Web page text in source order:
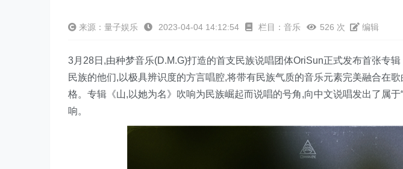
来源：量子娱乐 2023-04-04 14:12:54 栏目： 音乐 526 次 编辑
3月28日,由种梦音乐(D.M.G)打造的首支民族说唱团体OriSun正式发布首张专
民族的他们,以极具辨识度的方言唱腔,将带有民族气质的音乐元素完美融合在
格。专辑《山,以她为名》吹响为民族崛起而说唱的号角,向中文说唱发出了属于
响。